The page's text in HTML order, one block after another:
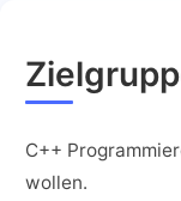
C++
wollen.